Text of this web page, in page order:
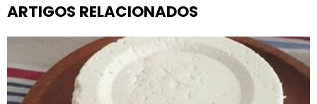
ARTIGOS RELACIONADOS